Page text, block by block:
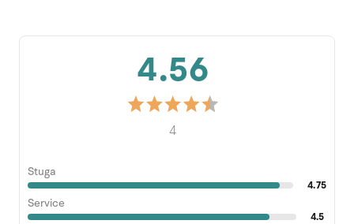
4.56
4
Stuga
4.75
Service
4.5